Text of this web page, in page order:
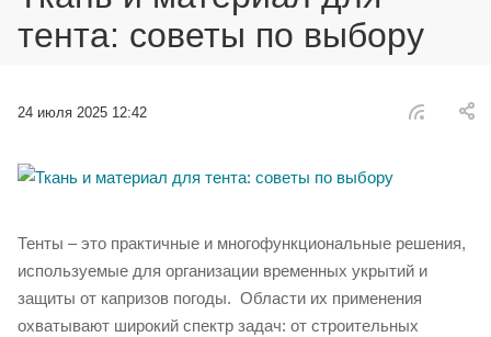
тента: советы по выбору
24 июля 2025 12:42
Тенты – это практичные и многофункциональные решения,
используемые для организации временных укрытий и
защиты от капризов погоды. Области их применения
охватывают широкий спектр задач: от строительных